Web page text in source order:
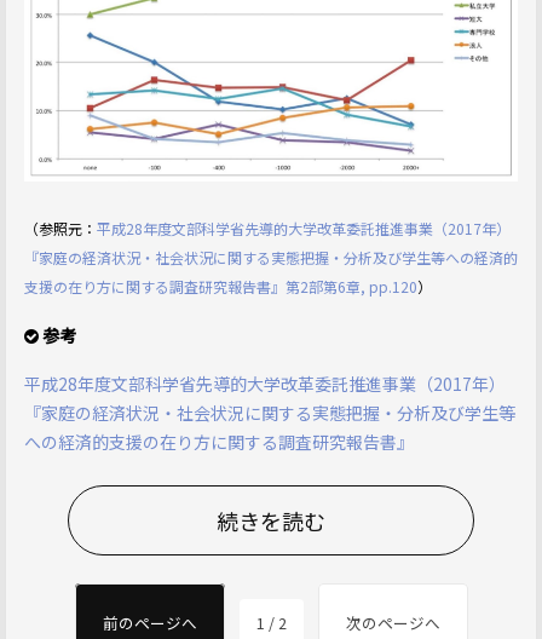
（参照元： 平成28年度文部科学省先導的大学改革委託推進事業（2017年）
『家庭の経済状況・社会状況に関する実態把握・分析及び学生等への経済的
支援の在り方に関する調査研究報告書』第2部第6章, pp.120）
参考
平成28年度文部科学省先導的大学改革委託推進事業（2017年）
『家庭の経済状況・社会状況に関する実態把握・分析及び学生等
への経済的支援の在り方に関する調査研究報告書』
続きを読む
前のページへ 1 / 2 次のページへ